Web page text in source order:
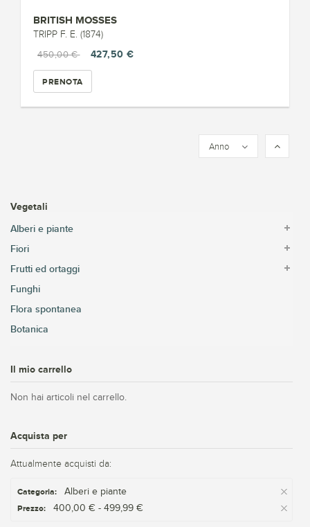
BRITISH MOSSES
TRIPP F. E. (1874)
450,00 €
427,50 €
PRENOTA
Anno
Vegetali
Alberi e piante
Fiori
Frutti ed ortaggi
Funghi
Flora spontanea
Botanica
Il mio carrello
Non hai articoli nel carrello.
Acquista per
Attualmente acquisti da:
Categoria: Alberi e piante
Prezzo: 400,00 € - 499,99 €